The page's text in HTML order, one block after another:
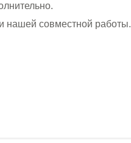
нашей совместной работы.